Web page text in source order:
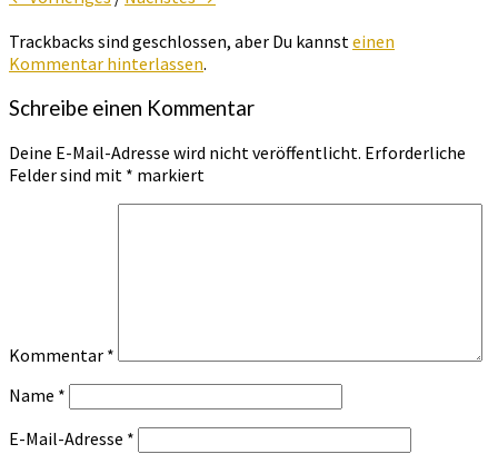
Trackbacks sind geschlossen, aber Du kannsteinen
Kommentar hinterlassen.
Schreibe einen Kommentar
Deine E-Mail-Adresse wird nicht veröffentlicht. Erforderliche
Felder sind mit * markiert
Kommentar *
Name *
E-Mail-Adresse *